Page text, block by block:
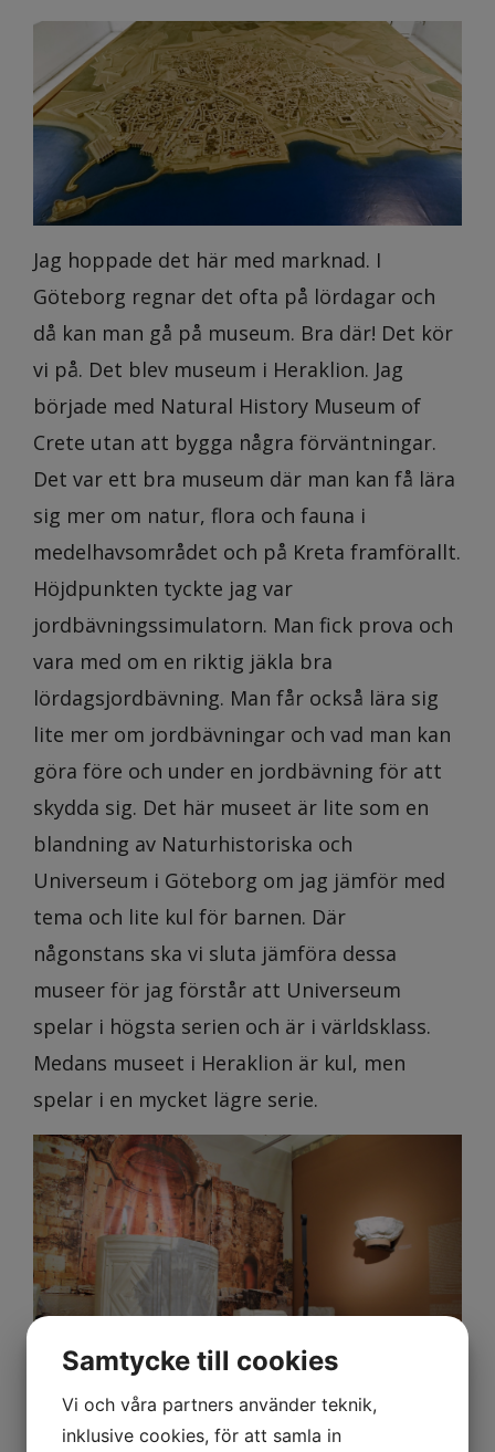
Jag hoppade det här med marknad. I
Göteborg regnar det ofta på lördagar och
då kan man gå på museum. Bra där! Det kör
vi på. Det blev museum i Heraklion. Jag
började med Natural History Museum of
Crete utan att bygga några förväntningar.
Det var ett bra museum där man kan få lära
sig mer om natur, flora och fauna i
medelhavsområdet och på Kreta framförallt.
Höjdpunkten tyckte jag var
jordbävningssimulatorn. Man fick prova och
vara med om en riktig jäkla bra
lördagsjordbävning. Man får också lära sig
lite mer om jordbävningar och vad man kan
göra före och under en jordbävning för att
skydda sig. Det här museet är lite som en
blandning av Naturhistoriska och
Universeum i Göteborg om jag jämför med
tema och lite kul för barnen. Där
någonstans ska vi sluta jämföra dessa
museer för jag förstår att Universeum
spelar i högsta serien och är i världsklass.
Medans museet i Heraklion är kul, men
spelar i en mycket lägre serie.
Samtycke till cookies
Vi och våra partners använder teknik,
inklusive cookies, för att samla in